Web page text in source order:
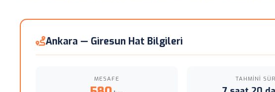
Ankara — Giresun Hat Bilgileri
MESAFE TAHMINI